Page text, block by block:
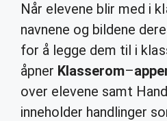
Når elevene blir med i
navnene og bildene
for å legge dem til i
åpner Klasserom–
over elevene samt
inneholder handlinger